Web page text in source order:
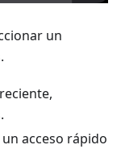
un
acceso rápido